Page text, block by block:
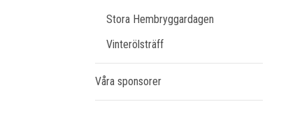
Stora Hembryggardagen
Vinterölsträff
Våra sponsorer